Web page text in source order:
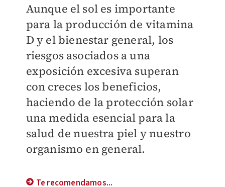
Aunque el sol es importante
para la producción de vitamina
D y el bienestar general, los
riesgos asociados a una
exposición excesiva superan
con creces los beneficios,
haciendo de la protección solar
una medida esencial para la
salud de nuestra piel y nuestro
organismo en general.
Te recomendamos...